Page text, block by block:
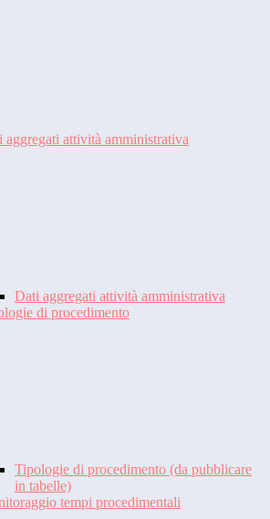
aggregati attività amministrativa
Dati aggregati attività amministrativa
di procedimento
Tipologie di procedimento (da pubblicare
in tabelle)
tempi procedimentali